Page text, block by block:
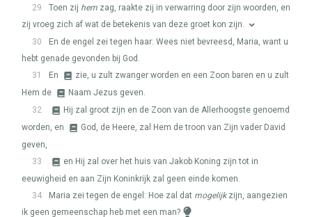
29
Toen zij hem zag, raakte zij in verwarring door zijn woorden, en
zij vroeg zich af wat de betekenis van deze groet kon zijn.
30
En de engel zei tegen haar: Wees niet bevreesd, Maria, want u
hebt genade gevonden bij God.
31
En
zie, u zult zwanger worden en een Zoon baren en u zult
Hem de
Naam Jezus geven.
32
Hij zal groot zijn en de Zoon van de Allerhoogste genoemd
worden, en
God, de Heere, zal Hem de troon van Zijn vader David
geven,
33
en Hij zal over het huis van Jakob Koning zijn tot in
eeuwigheid en aan Zijn Koninkrijk zal geen einde komen.
34
Maria zei tegen de engel: Hoe zal dat mogelijkzijn, aangezien
ik geen gemeenschap heb met een man?